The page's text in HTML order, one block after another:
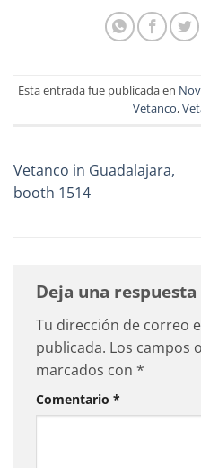
Esta entrada fue publicada en
Vetanco,
Vetanco in Guadalajara,
booth 1514
Deja una respuesta
Tu dirección de correo
publicada. Los campos
marcados con *
Comentario *